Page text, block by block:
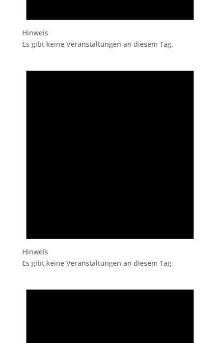
Hinweis
Es gibt keine Veranstaltungen an diesem Tag.
Hinweis
Es gibt keine Veranstaltungen an diesem Tag.